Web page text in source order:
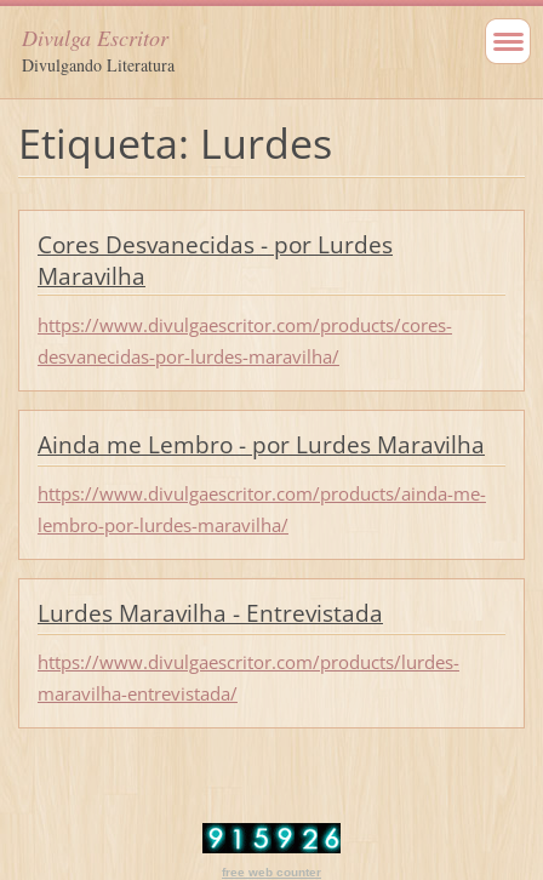
Divulga Escritor
Divulgando Literatura
Etiqueta: Lurdes
Cores Desvanecidas - por Lurdes
Maravilha
https://www.divulgaescritor.com/products/cores-
desvanecidas-por-lurdes-maravilha/
Ainda me Lembro - por Lurdes Maravilha
https://www.divulgaescritor.com/products/ainda-me-
lembro-por-lurdes-maravilha/
Lurdes Maravilha - Entrevistada
https://www.divulgaescritor.com/products/lurdes-
maravilha-entrevistada/
free web counter